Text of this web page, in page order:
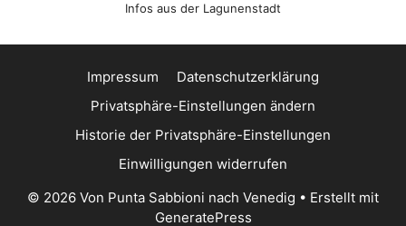
Infos aus der Lagunenstadt
Impressum
Datenschutzerklärung
Privatsphäre-Einstellungen ändern
Historie der Privatsphäre-Einstellungen
Einwilligungen widerrufen
© 2026 Von Punta Sabbioni nach Venedig • Erstellt mit
GeneratePress